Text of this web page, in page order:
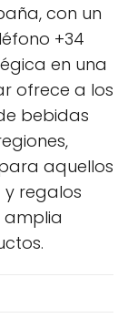
con un
+34
en una
ofrece a los
bebidas
aquellos
regalos
amplia